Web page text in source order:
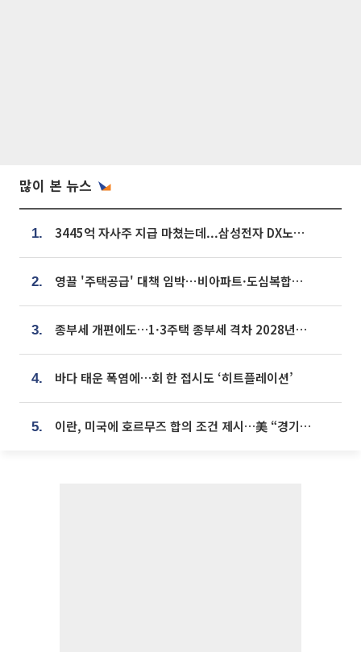
많이 본 뉴스
1. 3445억 자사주 지급 마쳤는데...삼성전자 DX노조, 뒤늦은 '떼쓰기 집회'
2. 영끌 '주택공급' 대책 임박⋯비아파트·도심복합까지 총동원
3. 종부세 개편에도…1·3주택 종부세 격차 2028년부터 확대
4. 바다 태운 폭염에…회 한 접시도 ‘히트플레이션’
5. 이란, 미국에 호르무즈 합의 조건 제시…美 “경기 아직 안 끝나” [종합]